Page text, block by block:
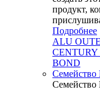
продукт,
Подробнее
ALU
CENTURY
BOND